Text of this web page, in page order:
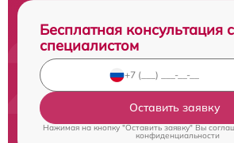
Бесплатная консультация
специалистом
Оставить заявку
Нажимая на кнопку "Оставить заявку" Вы
конфиденциальности